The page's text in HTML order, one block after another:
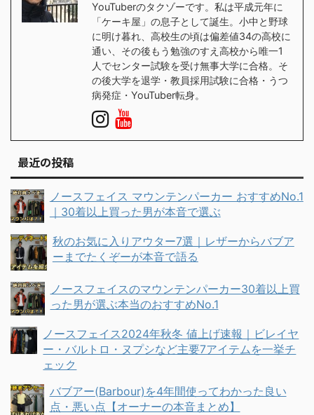
YouTuberのタクゾーです。私は平成元年に
「ケーキ屋」の息子として誕生。小中と野球
に明け暮れ、高校生の頃は偏差値34の高校に
通い、その後もう勉強のすえ高校から唯一1
人でセンター試験を受け無事大学に合格。そ
の後大学を退学・教員採用試験に合格・うつ
病発症・YouTuber転身。
最近の投稿
ノースフェイス マウンテンパーカー おすすめNo.1
｜30着以上買った男が本音で選ぶ
秋のお気に入りアウター7選｜レザーからバブア
ーまでたくぞーが本音で語る
ノースフェイスのマウンテンパーカー30着以上買
った男が選ぶ本当のおすすめNo.1
ノースフェイス2024年秋冬 値上げ速報｜ビレイヤ
ー・バルトロ・ヌプシなど主要7アイテムを一挙チ
ェック
バブアー(Barbour)を4年間使ってわかった良い
点・悪い点【オーナーの本音まとめ】